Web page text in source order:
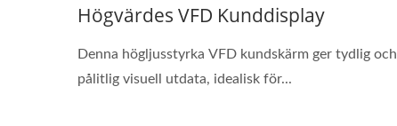
Högvärdes VFD Kunddisplay
Denna högljusstyrka VFD kundskärm ger tydlig och
pålitlig visuell utdata, idealisk för...